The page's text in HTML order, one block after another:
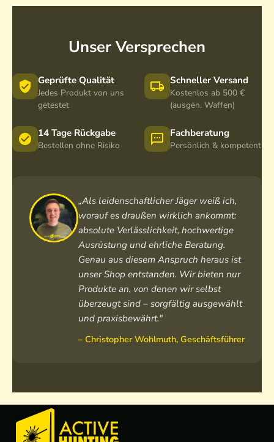
Unser Versprechen
Geprüfte Qualität
Jedes Produkt von uns
getestet
Schneller Versand
Kostenlos ab 500 €
(ausgen. Waffen)
14 Tage Rückgabe
Bestellen ohne Risiko
Fachberatung
Persönlich & kompetent
„Als leidenschaftlicher Jäger weiß ich,
worauf es draußen wirklich ankommt:
absolute Verlässlichkeit, hochwertige
Ausrüstung und ehrliche Beratung.
Genau aus diesem Anspruch heraus ist
unser Shop entstanden. Wir bieten nur
Produkte an, von denen wir selbst
überzeugt sind – sorgfältig ausgewählt
und praxisbewährt."
– Christopher Wohlmuth, Geschäftsführer